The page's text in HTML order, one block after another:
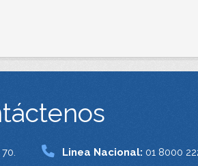
Linea Nacional: 01 8000